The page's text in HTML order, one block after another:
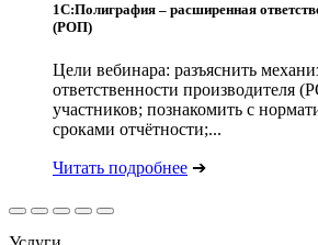
1С:Полиграфия – расширенная
(РОП)
Цели вебинара: разъяснить
ответственности производителя
участников; познакомить с
сроками отчётности;...
Читать подробнее ➔